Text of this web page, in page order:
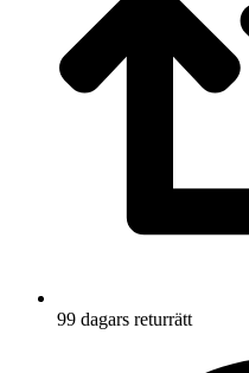
99 dagars returrätt